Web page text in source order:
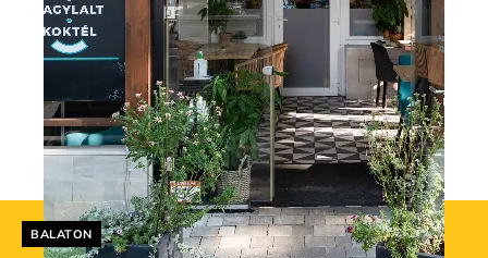
Helyszín címkék:
BALATON